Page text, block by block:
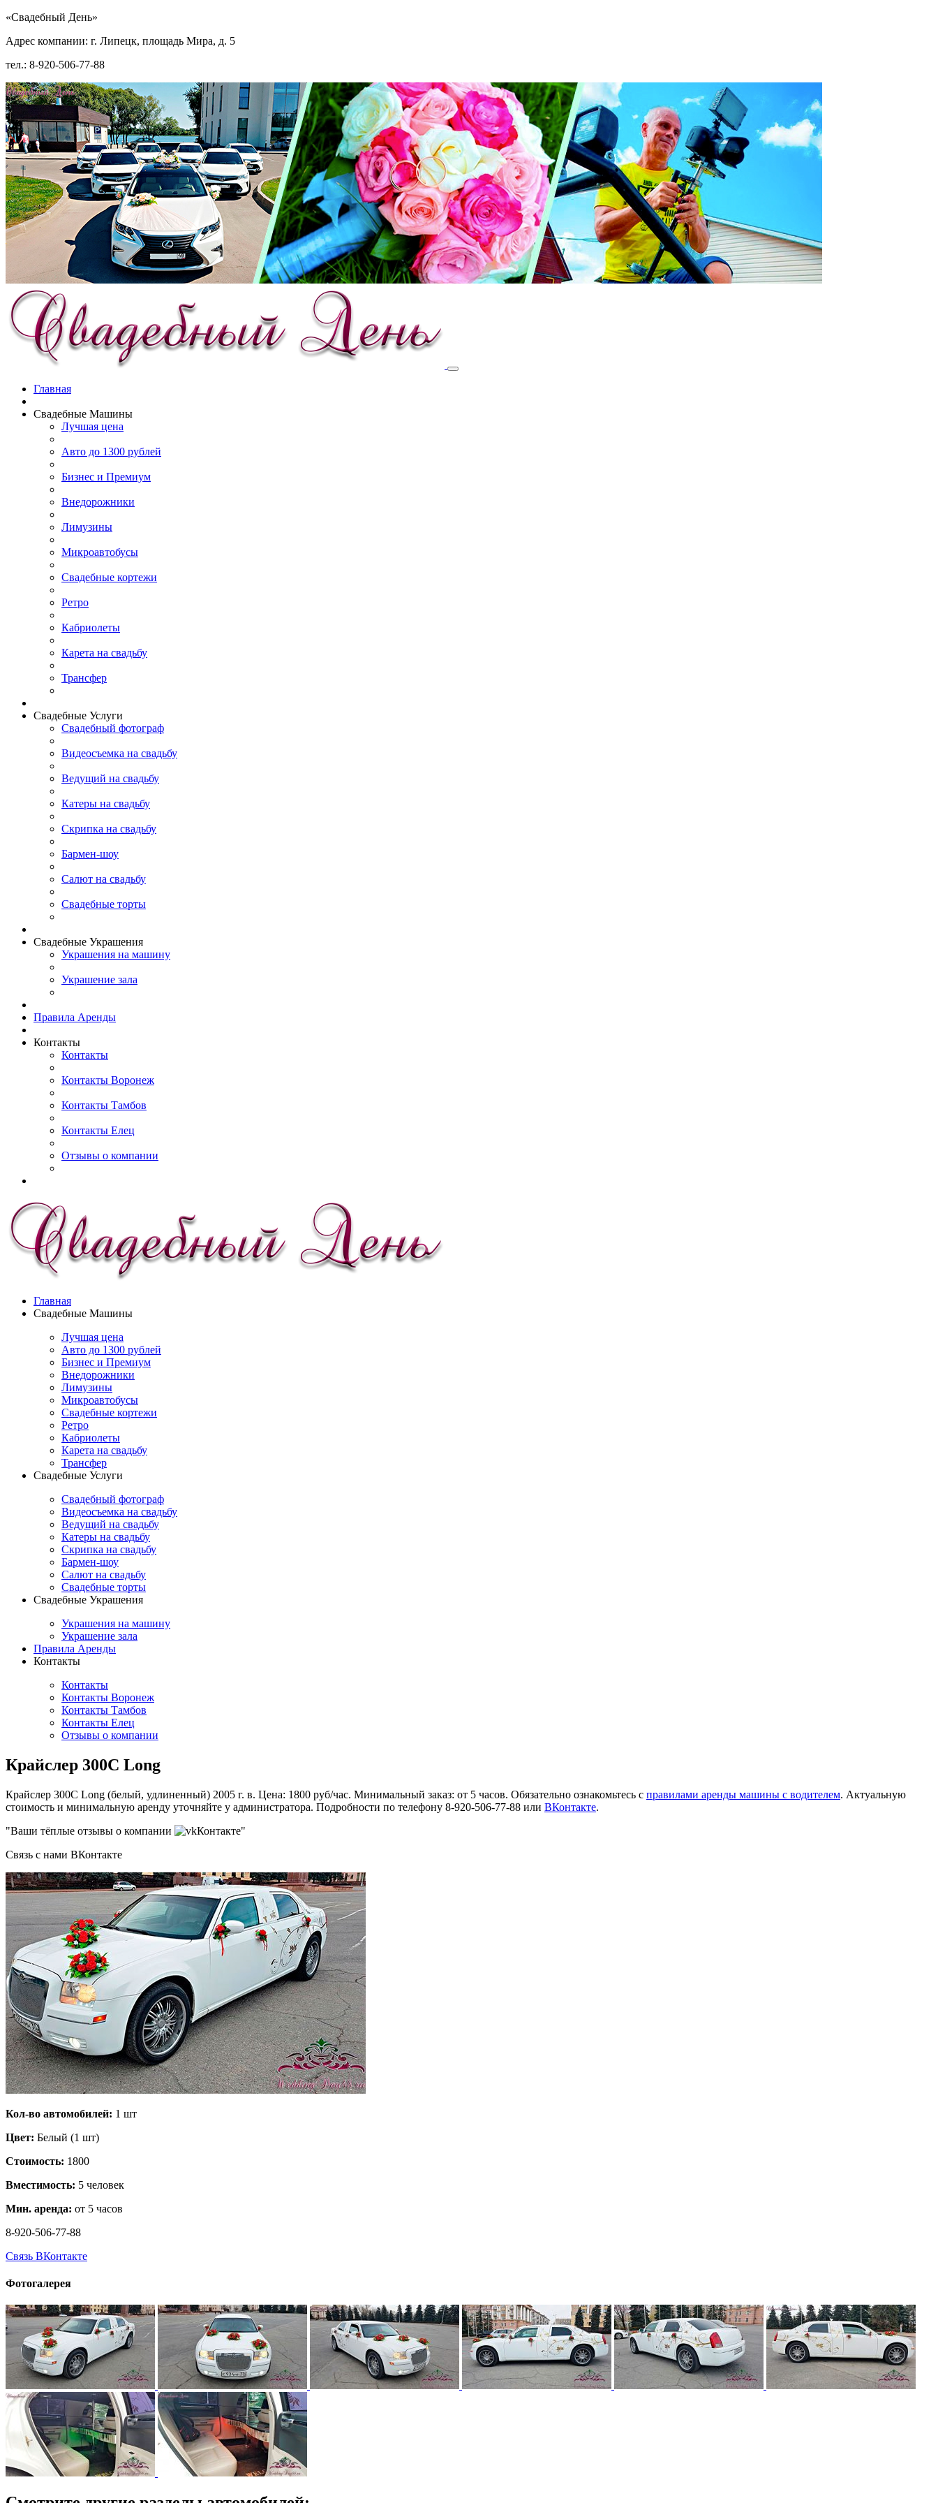
«Свадебный День»
Адрес компании: г. Липецк, площадь Мира, д. 5
тел.: 8-920-506-77-88
Главная
Свадебные Машины
Лучшая цена
Авто до 1300 рублей
Бизнес и Премиум
Внедорожники
Лимузины
Микроавтобусы
Свадебные кортежи
Ретро
Кабриолеты
Карета на свадьбу
Трансфер
Свадебные Услуги
Свадебный фотограф
Видеосъемка на свадьбу
Ведущий на свадьбу
Катеры на свадьбу
Скрипка на свадьбу
Бармен-шоу
Салют на свадьбу
Свадебные торты
Свадебные Украшения
Украшения на машину
Украшение зала
Правила Аренды
Контакты
Контакты
Контакты Воронеж
Контакты Тамбов
Контакты Елец
Отзывы о компании
Главная
Свадебные Машины
Лучшая цена
Авто до 1300 рублей
Бизнес и Премиум
Внедорожники
Лимузины
Микроавтобусы
Свадебные кортежи
Ретро
Кабриолеты
Карета на свадьбу
Трансфер
Свадебные Услуги
Свадебный фотограф
Видеосъемка на свадьбу
Ведущий на свадьбу
Катеры на свадьбу
Скрипка на свадьбу
Бармен-шоу
Салют на свадьбу
Свадебные торты
Свадебные Украшения
Украшения на машину
Украшение зала
Правила Аренды
Контакты
Контакты
Контакты Воронеж
Контакты Тамбов
Контакты Елец
Отзывы о компании
Крайслер 300С Long
Крайслер 300С Long (белый, удлиненный) 2005 г. в. Цена: 1800 руб/час. Минимальный заказ: от 5 часов. Обязательно ознакомьтесь с правилами аренды машины с водителем. Актуальную
стоимость и минимальную аренду уточняйте у администратора. Подробности по телефону 8-920-506-77-88 или ВКонтакте.
"Ваши тёплые отзывы о компании
Контакте"
Связь с нами ВКонтакте
Кол-во автомобилей: 1 шт
Цвет: Белый (1 шт)
Стоимость: 1800
Вместимость: 5 человек
Мин. аренда: от 5 часов
8-920-506-77-88
Связь ВКонтакте
Фотогалерея